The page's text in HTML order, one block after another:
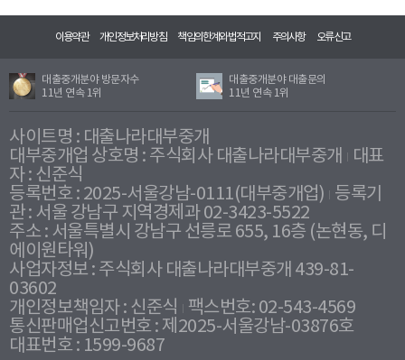
이용약관 개인정보처리방침 책임의한계와법적고지 주의사항 오류신고
대출중개분야 방문자수
11년 연속 1위
대출중개분야 대출문의
11년 연속 1위
사이트명 : 대출나라대부중개
대부중개업 상호명 : 주식회사 대출나라대부중개
대표
자 : 신준식
등록번호 : 2025-서울강남-0111(대부중개업) 등록기
관 : 서울 강남구 지역경제과 02-3423-5522
주소 : 서울특별시 강남구 선릉로 655, 16층 (논현동, 디
에이원타워)
사업자정보 : 주식회사 대출나라대부중개 439-81-
03602
개인정보책임자 : 신준식
팩스번호: 02-543-4569
통신판매업신고번호 : 제2025-서울강남-03876호
대표번호 : 1599-9687